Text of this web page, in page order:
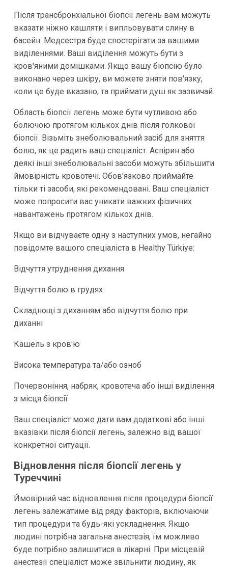
Після трансбронхіальної біопсії легень вам можуть
вказати ніжно кашляти і випльовувати слину в
басейн. Медсестра буде спостерігати за вашими
виділеннями. Ваші виділення можуть бути з
кров'яними домішками. Якщо вашу біопсію було
виконано через шкіру, ви можете зняти пов'язку,
коли це буде вказано, та приймати душ як зазвичай.
Область біопсії легень може бути чутливою або
болючою протягом кількох днів після голкової
біопсії. Візьміть знеболювальний засіб для зняття
болю, як це радить ваш спеціаліст. Аспірин або
деякі інші знеболювальні засоби можуть збільшити
ймовірність кровотечі. Обов'язково приймайте
тільки ті засоби, які рекомендовані. Ваш спеціаліст
може попросити вас уникати важких фізичних
навантажень протягом кількох днів.
Якщо ви відчуваєте одну з наступних умов, негайно
повідомте вашого спеціаліста в Healthy Türkiye:
Відчуття утруднення дихання
Відчуття болю в грудях
Складнощі з диханням або відчуття болю при
диханні
Кашель з кров'ю
Висока температура та/або озноб
Почервоніння, набряк, кровотеча або інші виділення
з місця біопсії
Ваш спеціаліст може дати вам додаткові або інші
вказівки після біопсії легень, залежно від вашої
конкретної ситуації.
Відновлення після біопсії легень у
Туреччині
Ймовірний час відновлення після процедури біопсії
легень залежатиме від ряду факторів, включаючи
тип процедури та будь-які ускладнення. Якщо
людині потрібна загальна анестезія, їм можливо
буде потрібно залишитися в лікарні. При місцевій
анестезії спеціаліст може звільнити людину, як